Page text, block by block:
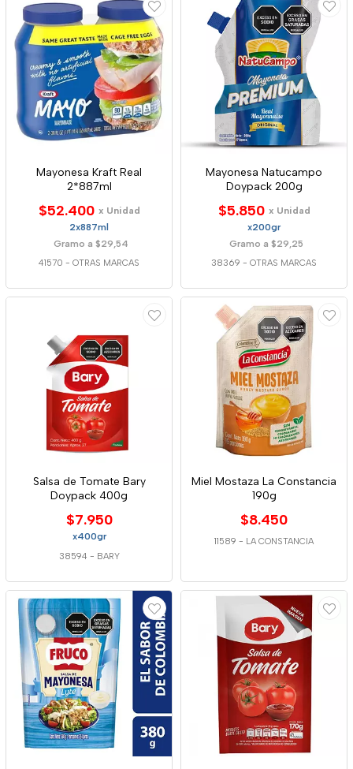
Mayonesa Kraft Real
2*887ml
$52.400 x Unidad
2x887ml
Gramo a $29,54
41570 - OTRAS MARCAS
Mayonesa Natucampo
Doypack 200g
$5.850 x Unidad
x200gr
Gramo a $29,25
38369 - OTRAS MARCAS
Salsa de Tomate Bary
Doypack 400g
$7.950
x400gr
38594 - BARY
Miel Mostaza La Constancia
190g
$8.450
11589 - LA CONSTANCIA